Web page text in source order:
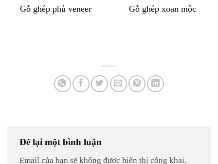
Gỗ ghép phủ veneer Gỗ ghép xoan mộc
Để lại một bình luận
Email của bạn sẽ không được hiển thị công khai.